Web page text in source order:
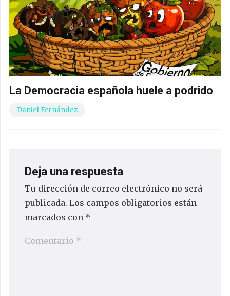
La Democracia española huele a podrido
Daniel Fernández
Deja una respuesta
Tu dirección de correo electrónico no será
publicada. Los campos obligatorios están
marcados con *